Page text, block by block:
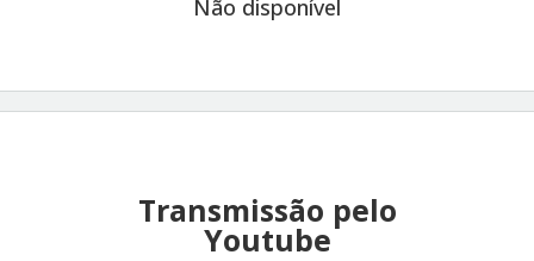
Não disponível
Transmissão pelo
Youtube